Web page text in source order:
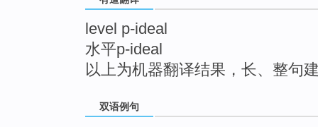
level p-ideal
水平p-ideal
以上为机器翻译结果，长、整句
双语例句